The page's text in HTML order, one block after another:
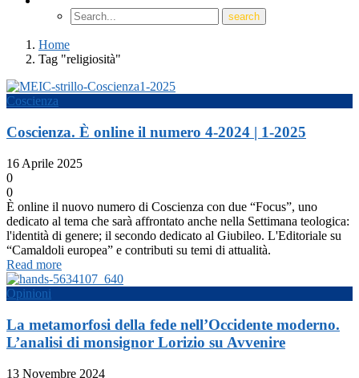
Home
Tag "religiosità"
Coscienza
Coscienza. È online il numero 4-2024 | 1-2025
16 Aprile 2025
0
0
È online il nuovo numero di Coscienza con due “Focus”, uno
dedicato al tema che sarà affrontato anche nella Settimana teologica:
l'identità di genere; il secondo dedicato al Giubileo. L'Editoriale su
“Camaldoli europea” e contributi su temi di attualità.
Read more
Opinioni
La metamorfosi della fede nell’Occidente moderno.
L’analisi di monsignor Lorizio su Avvenire
13 Novembre 2024